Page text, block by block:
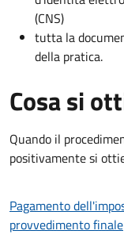
(CNS)
tutta la
della pratica.
Cosa si
Quando il
positivamente si
Pagamento
provvedimento finale